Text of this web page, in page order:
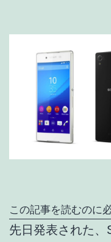
この記事を読むのに
先日発表された